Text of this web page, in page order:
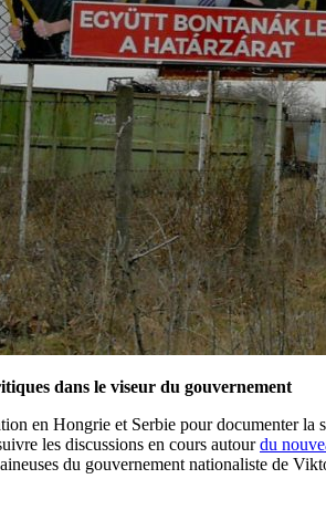
dans le viseur du gouvernement
en Hongrie et Serbie pour documenter la
les discussions en cours autourdu
du gouvernement nationaliste de